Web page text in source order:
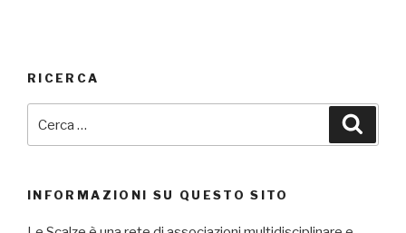
RICERCA
INFORMAZIONI SU QUESTO SITO